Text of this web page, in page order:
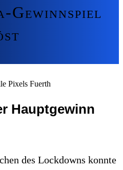
Gewinnspiel
Hauptgewinn
des Lockdowns konnte